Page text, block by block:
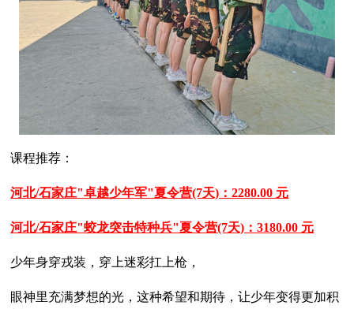
课程推荐：
河北/石家庄"卓越少年军"夏令营(7天)：2280.00 元
河北/石家庄"蛟龙突击特种兵"夏令营(7天)：3180.00 元
少年身穿戎装，穿上迷彩扛上枪，
眼神里充满梦想的光，这种希望和期待，让少年变得更加积